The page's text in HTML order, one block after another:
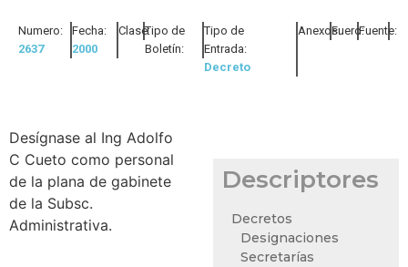
Numero:
2637
Fecha:
2000
Clase:Tipo de
Boletín:
Tipo de
Entrada:
Decreto
Anexos:Fuero:Fuente:
Desígnase al Ing Adolfo
C Cueto como personal
de la plana de gabinete
de la Subsc.
Administrativa.
Descriptores
Decretos
Designaciones
Secretarías